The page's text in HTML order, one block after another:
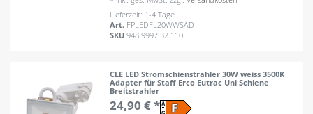
Lieferzeit: 1-4 Tage
Art. FPLEDFL20WWSAD
SKU948.9997.32.110
CLE LED Stromschienstrahler 30W weiss 3500K
Adapter für Staff Erco Eutrac Uni Schiene
Breitstrahler
24,90 € *